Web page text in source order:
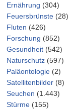
Ernährung (304)
Feuersbrünste (28)
Fluten (426)
Forschung (852)
Gesundheit (542)
Naturschutz (597)
Paläontologie (2)
Satellitenbilder (8)
Seuchen (1.443)
Stürme (155)